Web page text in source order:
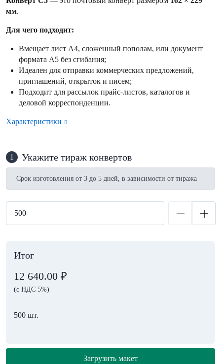
мм.
Для чего подходит:
Вмещает лист А4, сложенный пополам, или документ
формата А5 без сгибания;
Идеален для отправки коммерческих предложений,
приглашений, открыток и писем;
Подходит для рассылок прайс-листов, каталогов и
деловой корреспонденции.
Характеристики
1 Укажите тираж конвертов
Срок изготовления от 3 до 5 дней, в зависимости от тиража
Итог
12 640.00 ₽
(с НДС 5%)
500 шт.
Загрузить макет